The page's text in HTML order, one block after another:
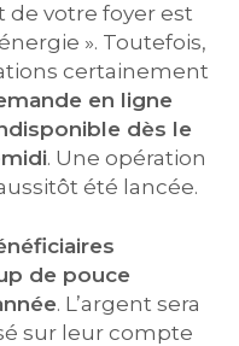
votre foyer est
». Toutefois,
certainement
en ligne
dès le
. Une opération
été lancée.
de pouce
. L’argent sera
sur leur compte